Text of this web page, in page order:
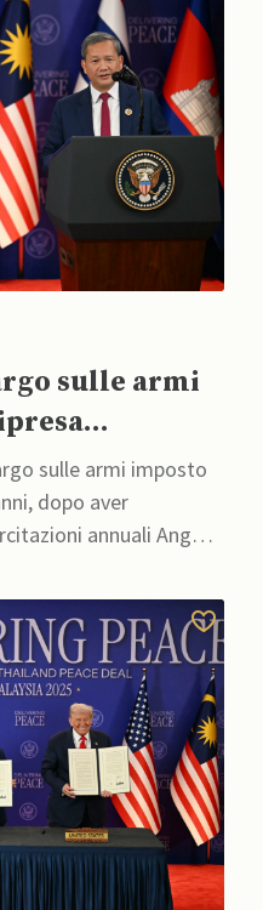
sulle armi
sulle armi imposto
dopo aver
annuali Angkor